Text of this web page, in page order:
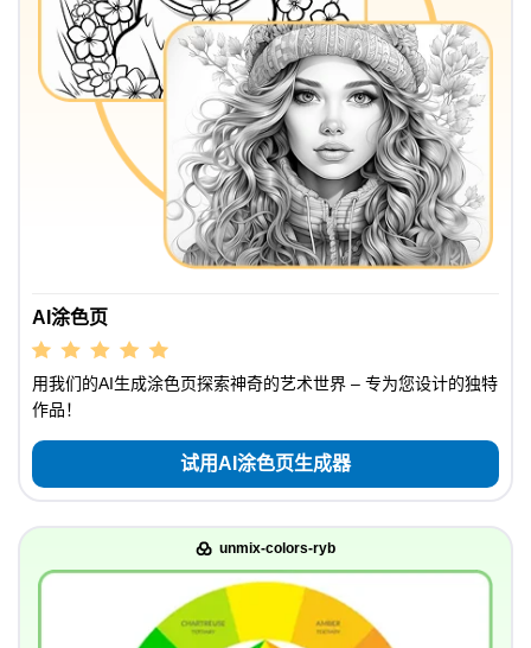
AI涂色页
用我们的AI生成涂色页探索神奇的艺术世界 – 专为您设计的独特
作品！
试用AI涂色页生成器
unmix-colors-ryb